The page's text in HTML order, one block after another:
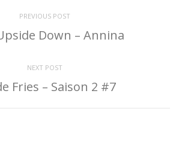
PREVIOUS POST
Down – Annina
NEXT POST
Fries – Saison 2 #7